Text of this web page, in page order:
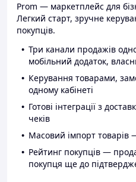
Prom — маркетплейс для
Легкий старт, зручне
покупців.
Три канали продажів
мобільний додаток,
Керування товарами,
одному кабінеті
Готові інтеграції з
чеків
Масовий імпорт товарів
Рейтинг покупців —
покупця ще до